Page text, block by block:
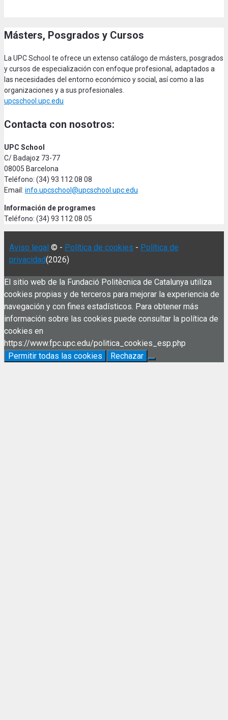
Másters, Posgrados y Cursos
La UPC School te ofrece un extenso catálogo de másters, posgrados
y cursos de especialización con enfoque profesional, adaptados a
las necesidades del entorno económico y social, así como a las
organizaciones y a sus profesionales.
upcschool.upc.edu
Contacta con nosotros:
UPC School
C/ Badajoz 73-77
08005 Barcelona
Teléfono: (34) 93 112 08 08
Email: info.upcschool@upcschool.upc.edu
Información de programes
Teléfono: (34) 93 112 08 05
Aviso legal © - Política de cookies - Política de
privacidad(2026)
El sitio web de la Fundació Politècnica de Catalunya utiliza
cookies propias y de terceros para mejorar la experiencia de
navegación y con fines estadísticos. Para obtener más
información sobre las cookies puede consultar la política de
cookies en
https://www.fpc.upc.edu/politica_cookies_esp.php
Permitir todas las cookies
Rechazar